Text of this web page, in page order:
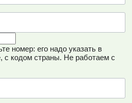
номер: его надо указать в
с кодом страны. Не работаем с